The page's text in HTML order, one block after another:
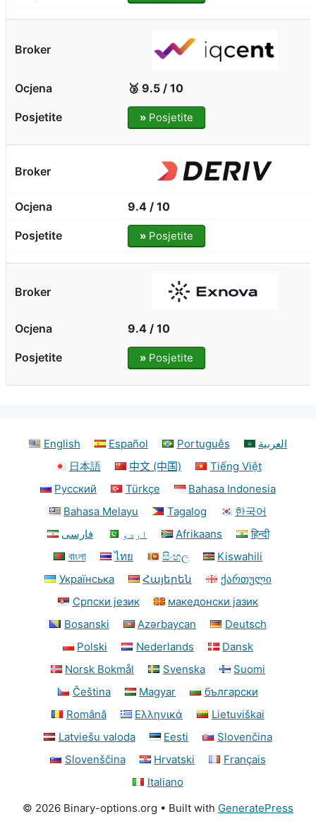
🥉 9.5 / 10
»Posjetite
9.4 / 10
»Posjetite
9.4 / 10
»Posjetite
English Español Português
العربية
日本語
中文 (中国)
Tiếng Việt
Русский
Türkçe
Bahasa Indonesia
Bahasa Melayu
Tagalog
한국어
فارسی
اردو Afrikaans
हिन्दी
বাংলা
ไทย සිංහල
Kiswahili
Українська
Հայերեն
ქართული
Српски језик
македонски јазик
Bosanski
Azərbaycan
Deutsch
Polski
Nederlands
Dansk
Norsk Bokmål
Svenska
Suomi
Čeština
Magyar
български
Română
Ελληνικά
Lietuviškai
Latviešu valoda
Eesti
Slovenčina
Slovenščina
Hrvatski
Français
Italiano
© 2026 Binary-options.org • Built with GeneratePress